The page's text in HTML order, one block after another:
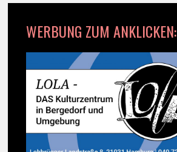
WERBUNG ZUM ANKLICKEN: